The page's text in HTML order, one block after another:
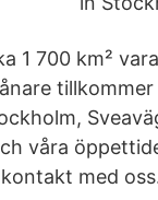
1 700 km²
våra
med